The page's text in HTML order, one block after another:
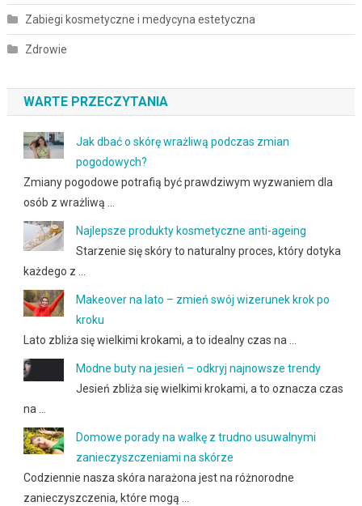
Zabiegi kosmetyczne i medycyna estetyczna
Zdrowie
WARTE PRZECZYTANIA
Jak dbać o skórę wrażliwą podczas zmian
pogodowych?
Zmiany pogodowe potrafią być prawdziwym wyzwaniem dla
osób z wrażliwą …
Najlepsze produkty kosmetyczne anti-ageing
Starzenie się skóry to naturalny proces, który dotyka
każdego z …
Makeover na lato – zmień swój wizerunek krok po
kroku
Lato zbliża się wielkimi krokami, a to idealny czas na …
Modne buty na jesień – odkryj najnowsze trendy
Jesień zbliża się wielkimi krokami, a to oznacza czas
na …
Domowe porady na walkę z trudno usuwalnymi
zanieczyszczeniami na skórze
Codziennie nasza skóra narażona jest na różnorodne
zanieczyszczenia, które mogą …